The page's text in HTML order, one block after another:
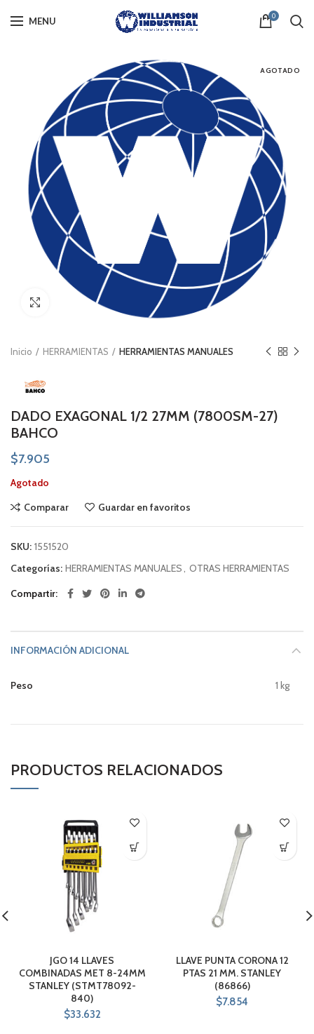
MENU 0
AGOTADO
Click to enlarge
Inicio HERRAMIENTAS HERRAMIENTAS MANUALES
DADO EXAGONAL 1/2 27MM (7800SM-27)
BAHCO
$7.905
Agotado
Comparar
Guardar en favoritos
SKU: 1551520
Categorías: HERRAMIENTAS MANUALES, OTRAS HERRAMIENTAS
Compartir
INFORMACIÓN ADICIONAL
Peso 1 kg
PRODUCTOS RELACIONADOS
JGO 14 LLAVES
COMBINADAS MET 8-24MM
STANLEY (STMT78092-
840)
$33.632
LLAVE PUNTA CORONA 12
PTAS 21 MM. STANLEY
(86866)
$7.854